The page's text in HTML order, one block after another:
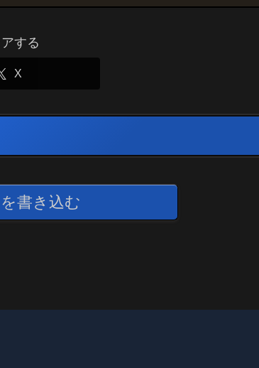
する
X
書き込む